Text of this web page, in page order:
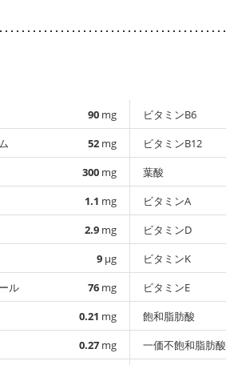
90 mg
52 mg
300 mg
1.1 mg
2.9 mg
9 µg
ル
76 mg
0.21 mg
0.27 mg
ビタミンB6
ビタミンB12
葉酸
ビタミンA
ビタミンD
ビタミンK
ビタミンE
飽和脂肪酸
一価不飽和脂肪酸